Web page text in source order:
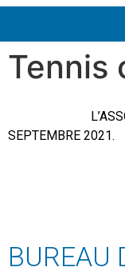
Tennis
SEPTEMBRE 2021.
BUREAU